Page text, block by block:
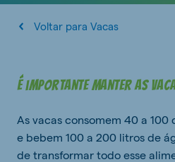
Voltar para Vacas
É importante manter as
As vacas consomem 40 a
e bebem 100 a 200 litros de
de transformar todo esse